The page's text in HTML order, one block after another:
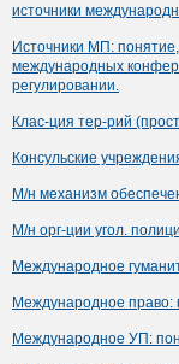
источники
Источники МП:
международных
регулировании.
Клас-ция тер-рий
Консульские
М/н механизм
М/н орг-ции угол.
Международное
Международное право:
Международное УП: